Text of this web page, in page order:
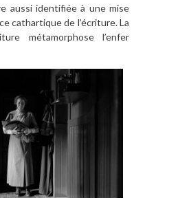
aussi identifiée à une mise
cathartique de l’écriture. La
métamorphose l’enfer